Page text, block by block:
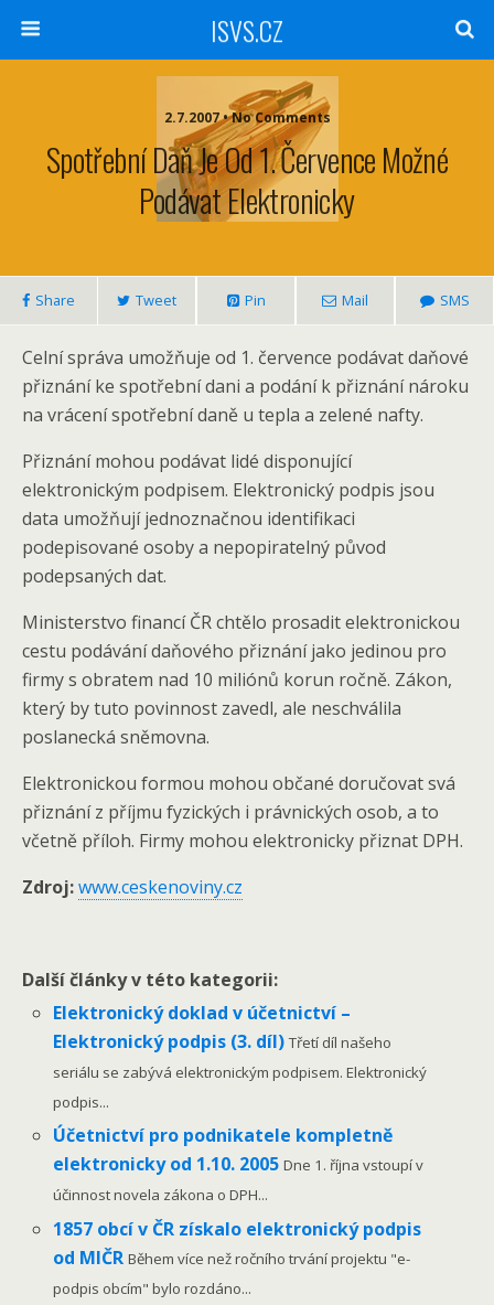
ISVS.CZ
2.7.2007 • No Comments
Spotřební Daň Je Od 1. Července Možné
Podávat Elektronicky
Share Tweet Pin Mail SMS
Celní správa umožňuje od 1. července podávat daňové
přiznání ke spotřební dani a podání k přiznání nároku
na vrácení spotřební daně u tepla a zelené nafty.
Přiznání mohou podávat lidé disponující
elektronickým podpisem. Elektronický podpis jsou
data umožňují jednoznačnou identifikaci
podepisované osoby a nepopiratelný původ
podepsaných dat.
Ministerstvo financí ČR chtělo prosadit elektronickou
cestu podávání daňového přiznání jako jedinou pro
firmy s obratem nad 10 miliónů korun ročně. Zákon,
který by tuto povinnost zavedl, ale neschválila
poslanecká sněmovna.
Elektronickou formou mohou občané doručovat svá
přiznání z příjmu fyzických i právnických osob, a to
včetně příloh. Firmy mohou elektronicky přiznat DPH.
Zdroj:www.ceskenoviny.cz
Další články v této kategorii:
Elektronický doklad v účetnictví –
Elektronický podpis (3. díl)Třetí díl našeho
seriálu se zabývá elektronickým podpisem. Elektronický
podpis...
Účetnictví pro podnikatele kompletně
elektronicky od 1.10. 2005Dne 1. října vstoupí v
účinnost novela zákona o DPH...
1857 obcí v ČR získalo elektronický podpis
od MIČRBěhem více než ročního trvání projektu "e-
podpis obcím" bylo rozdáno...